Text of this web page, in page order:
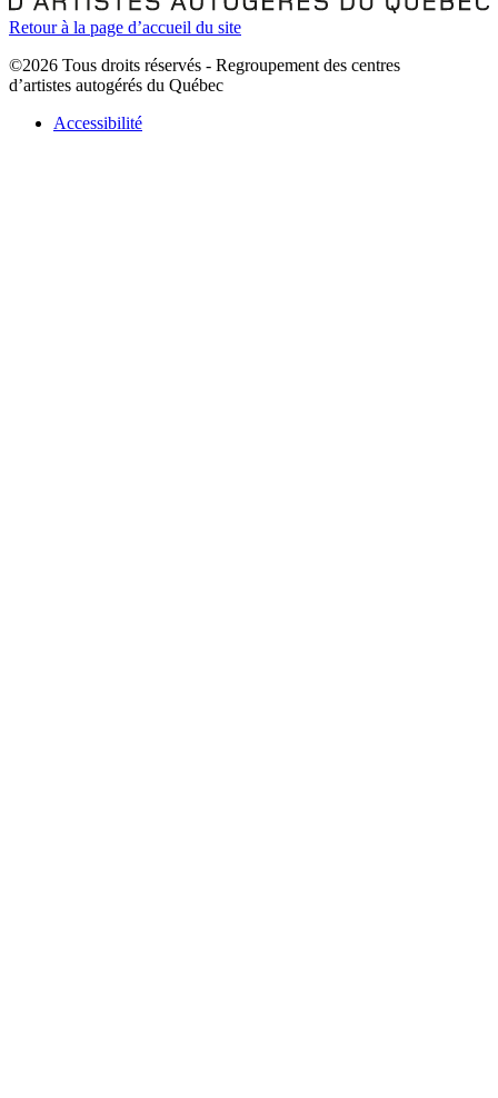
Retour à la page d’accueil du site
©2026 Tous droits réservés - Regroupement des centres
d’artistes autogérés du Québec
Accessibilité